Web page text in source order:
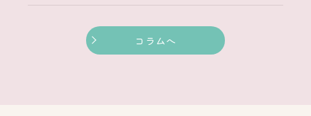
コラムへ